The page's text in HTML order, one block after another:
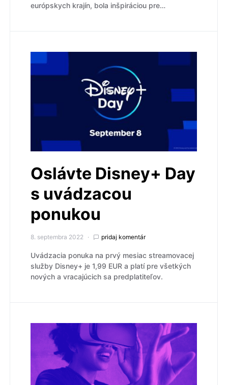
európskych krajín, bola inšpiráciou pre…
Oslávte Disney+ Day
s uvádzacou
ponukou
8. septembra 2022 pridaj komentár
Uvádzacia ponuka na prvý mesiac streamovacej
služby Disney+ je 1,99 EUR a platí pre všetkých
nových a vracajúcich sa predplatiteľov.